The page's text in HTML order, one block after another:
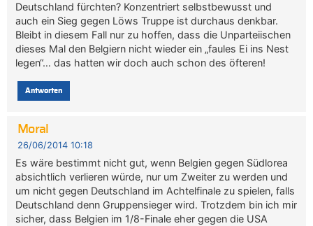
Deutschland fürchten? Konzentriert selbstbewusst und
auch ein Sieg gegen Löws Truppe ist durchaus denkbar.
Bleibt in diesem Fall nur zu hoffen, dass die Unparteiischen
dieses Mal den Belgiern nicht wieder ein „faules Ei ins Nest
legen“… das hatten wir doch auch schon des öfteren!
Antworten
Moral
26/06/2014 10:18
Es wäre bestimmt nicht gut, wenn Belgien gegen Südlorea
absichtlich verlieren würde, nur um Zweiter zu werden und
um nicht gegen Deutschland im Achtelfinale zu spielen, falls
Deutschland denn Gruppensieger wird. Trotzdem bin ich mir
sicher, dass Belgien im 1/8-Finale eher gegen die USA